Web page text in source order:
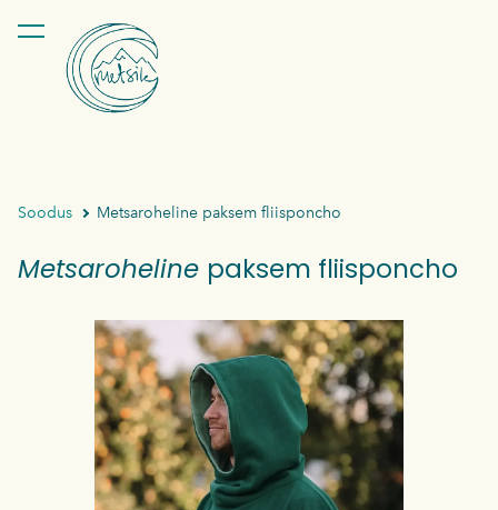
lisati ostukorvi.
Soodus Metsaroheline paksem fliisponcho
Metsaroheline paksem fliisponcho